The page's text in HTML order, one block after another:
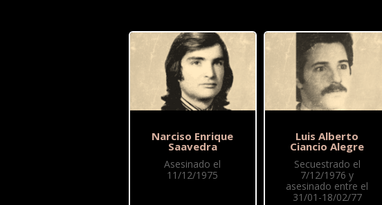
Narciso Enrique
Saavedra
Asesinado el
11/12/1975
Luis Alberto
Ciancio Alegre
Secuestrado el
7/12/1976 y
asesinado entre el
31/01-18/02/77